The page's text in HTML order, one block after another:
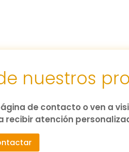
nuestros
de contacto o ven a
recibir atención